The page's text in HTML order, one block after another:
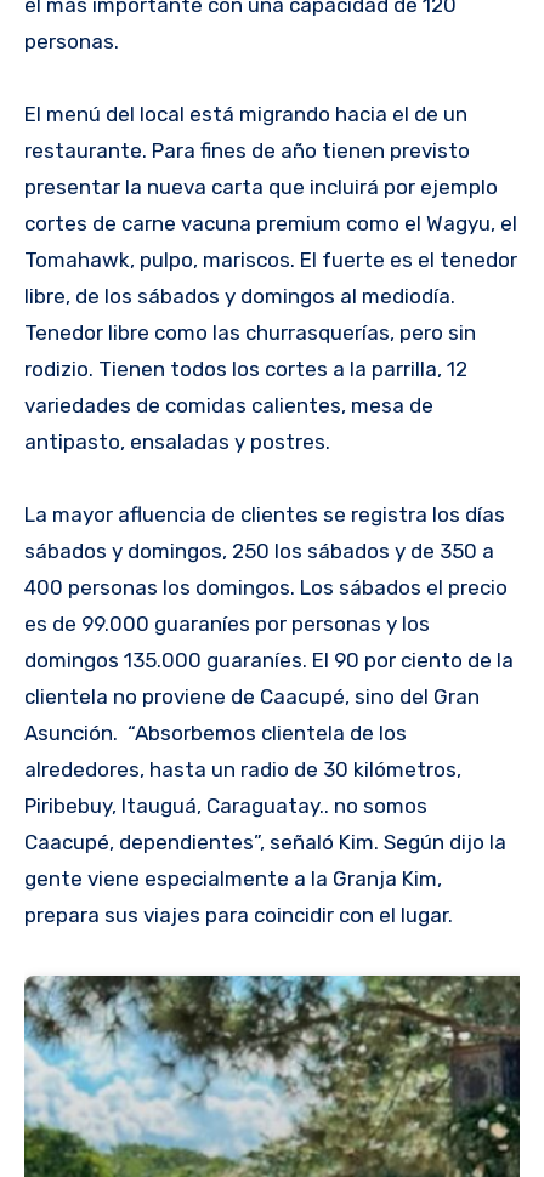
personas.
El menú del local está migrando hacia el de un
restaurante. Para fines de año tienen previsto
presentar la nueva carta que incluirá por ejemplo
cortes de carne vacuna premium como el Wagyu, el
Tomahawk, pulpo, mariscos. El fuerte es el tenedor
libre, de los sábados y domingos al mediodía.
Tenedor libre como las churrasquerías, pero sin
rodizio. Tienen todos los cortes a la parrilla, 12
variedades de comidas calientes, mesa de
antipasto, ensaladas y postres.
La mayor afluencia de clientes se registra los días
sábados y domingos, 250 los sábados y de 350 a
400 personas los domingos. Los sábados el precio
es de 99.000 guaraníes por personas y los
domingos 135.000 guaraníes. El 90 por ciento de la
clientela no proviene de Caacupé, sino del Gran
Asunción. “Absorbemos clientela de los
alrededores, hasta un radio de 30 kilómetros,
Piribebuy, Itauguá, Caraguatay.. no somos
Caacupé, dependientes”, señaló Kim. Según dijo la
gente viene especialmente a la Granja Kim,
prepara sus viajes para coincidir con el lugar.